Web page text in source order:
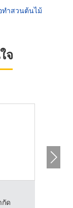
ทำสวนต้นไม้
จ
ด